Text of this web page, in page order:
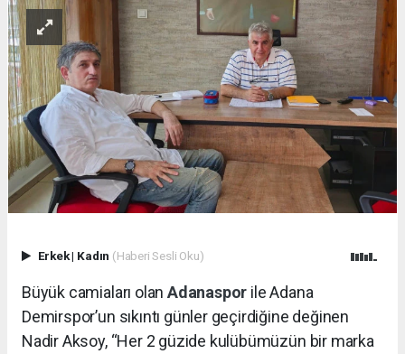
Erkek| Kadın (Haberi Sesli Oku)
Büyük camiaları olan Adanaspor ile Adana
Demirspor’un sıkıntı günler geçirdiğine değinen
Nadir Aksoy, “Her 2 güzide kulübümüzün bir marka